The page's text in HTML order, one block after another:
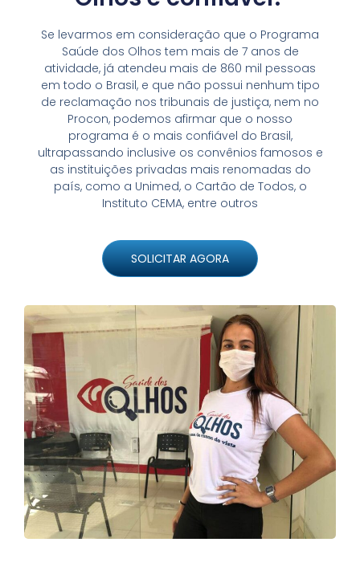
Se levarmos em consideração que o Programa
Saúde dos Olhos tem mais de 7 anos de
atividade, já atendeu mais de 860 mil pessoas
em todo o Brasil, e que não possui nenhum tipo
de reclamação nos tribunais de justiça, nem no
Procon, podemos afirmar que o nosso
programa é o mais confiável do Brasil,
ultrapassando inclusive os convênios famosos e
as instituições privadas mais renomadas do
país, como a Unimed, o Cartão de Todos, o
Instituto CEMA, entre outros
SOLICITAR AGORA